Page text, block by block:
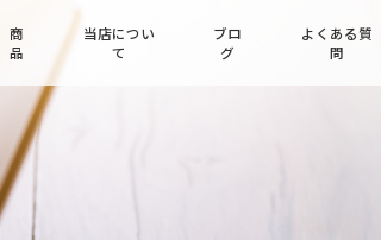
商
品
当店につい
て
ブロ
グ
よくある質
問